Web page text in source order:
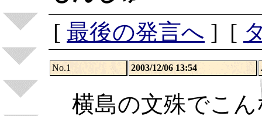
[ 最後の発言へ ] [
No.1 2003/12/06 13:54
横島の文殊でこ